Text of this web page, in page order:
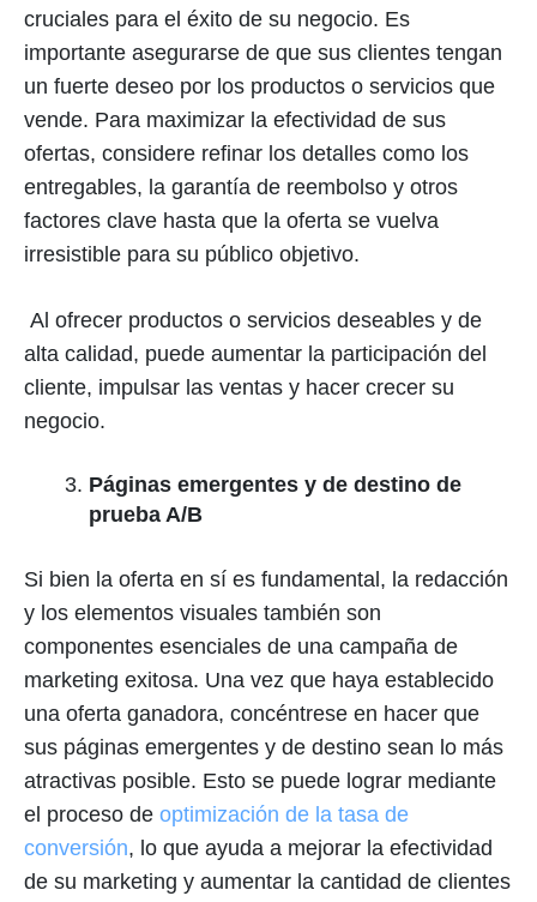
cruciales para el éxito de su negocio. Es
importante asegurarse de que sus clientes tengan
un fuerte deseo por los productos o servicios que
vende. Para maximizar la efectividad de sus
ofertas, considere refinar los detalles como los
entregables, la garantía de reembolso y otros
factores clave hasta que la oferta se vuelva
irresistible para su público objetivo.
Al ofrecer productos o servicios deseables y de
alta calidad, puede aumentar la participación del
cliente, impulsar las ventas y hacer crecer su
negocio.
Páginas emergentes y de destino de
prueba A/B
Si bien la oferta en sí es fundamental, la redacción
y los elementos visuales también son
componentes esenciales de una campaña de
marketing exitosa. Una vez que haya establecido
una oferta ganadora, concéntrese en hacer que
sus páginas emergentes y de destino sean lo más
atractivas posible. Esto se puede lograr mediante
el proceso de optimización de la tasa de
conversión, lo que ayuda a mejorar la efectividad
de su marketing y aumentar la cantidad de clientes